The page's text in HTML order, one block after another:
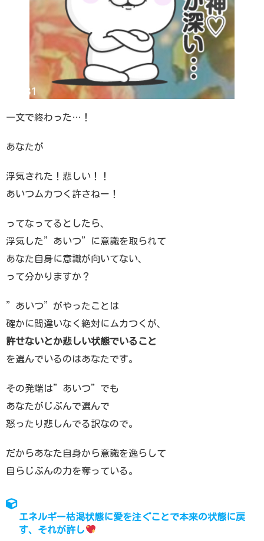
一文で終わった…！
あなたが
浮気された！悲しい！！
あいつムカつく許さねー！
ってなってるとしたら、
浮気した”あいつ”に意識を取られて
あなた自身に意識が向いてない、
って分かりますか？
”あいつ”がやったことは
確かに間違いなく絶対にムカつくが、
許せないとか悲しい状態でいること
を選んでいるのはあなたです。
その発端は”あいつ”でも
あなたがじぶんで選んで
怒ったり悲しんでる訳なので。
だからあなた自身から意識を逸らして
自らじぶんの力を奪っている。
エネルギー枯渇状態に愛を注ぐことで本来の状態に戻
す、それが許し